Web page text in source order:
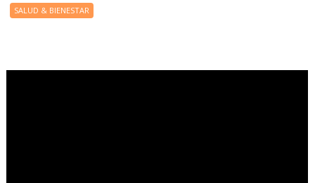
SALUD & BIENESTAR